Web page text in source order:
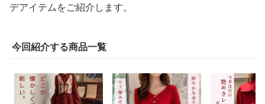
デアイテムをご紹介します。
今回紹介する商品一覧